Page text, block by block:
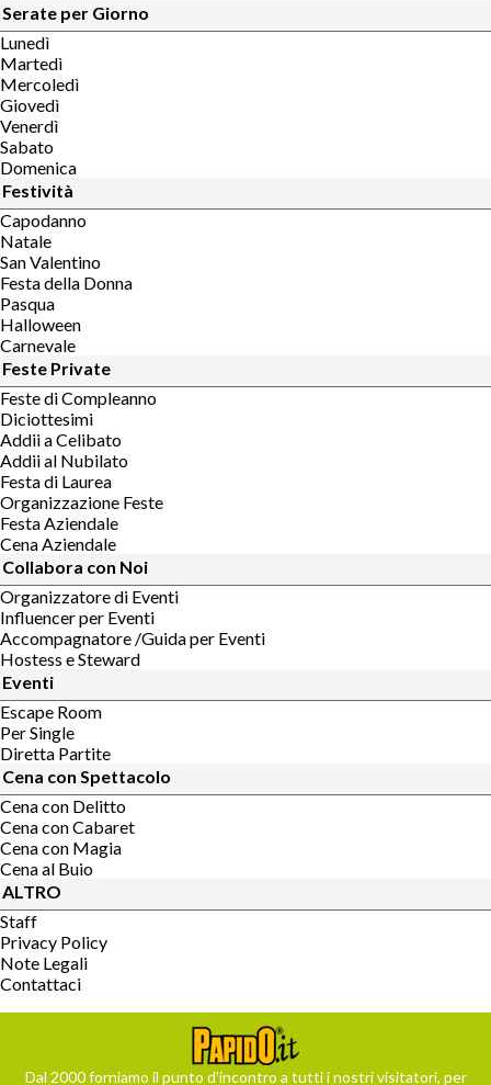
Serate per Giorno
Lunedì
Martedì
Mercoledì
Giovedì
Venerdì
Sabato
Domenica
Festività
Capodanno
Natale
San Valentino
Festa della Donna
Pasqua
Halloween
Carnevale
Feste Private
Feste di Compleanno
Diciottesimi
Addii a Celibato
Addii al Nubilato
Festa di Laurea
Organizzazione Feste
Festa Aziendale
Cena Aziendale
Collabora con Noi
Organizzatore di Eventi
Influencer per Eventi
Accompagnatore /Guida per Eventi
Hostess e Steward
Eventi
Escape Room
Per Single
Diretta Partite
Cena con Spettacolo
Cena con Delitto
Cena con Cabaret
Cena con Magia
Cena al Buio
ALTRO
Staff
Privacy Policy
Note Legali
Contattaci
Dal 2000 forniamo il punto d’incontro a tutti i nostri visitatori, per